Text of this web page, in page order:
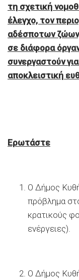
τη σχετική
έλεγχο, τον
αδέσποτων ζώων,
σε διάφορα
συνεργαστούν
αποκλειστική
Ερωτάστε
Ο Δήμος
πρόβλημα
κρατικούς
ενέργειες).
Ο Δήμος